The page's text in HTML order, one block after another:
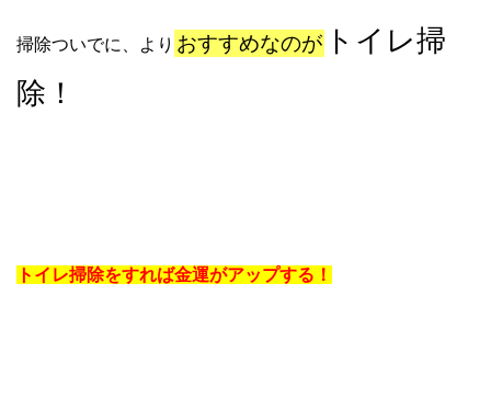
掃除ついでに、より おすすめなのが トイレ掃
除！
トイレ掃除をすれば金運がアップする！